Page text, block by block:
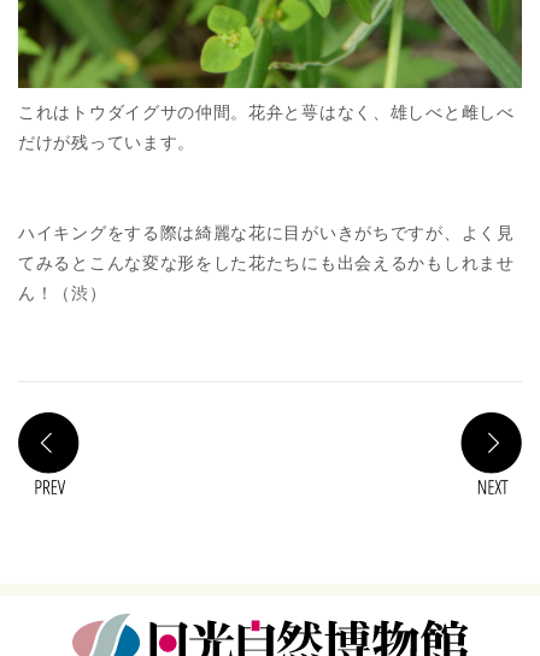
これはトウダイグサの仲間。花弁と萼はなく、雄しべと雌しべ
だけが残っています。
ハイキングをする際は綺麗な花に目がいきがちですが、よく見
てみるとこんな変な形をした花たちにも出会えるかもしれませ
ん！（渋）